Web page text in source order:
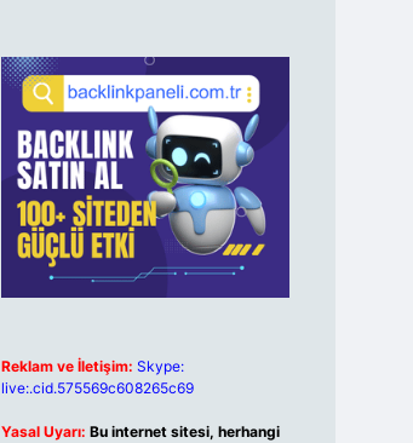
Reklam ve İletişim: Skype:
live:.cid.575569c608265c69
Yasal Uyarı: Bu internet sitesi, herhangi